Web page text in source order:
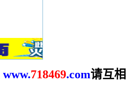
www.718469.com请互相